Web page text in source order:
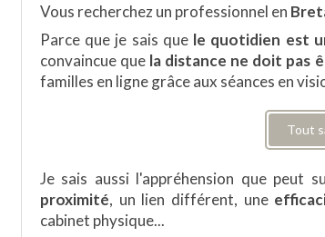
Vous recherchez un professionnel en
Parce que je sais que le quotidien est
convaincue que la distance ne doit pas
familles en ligne grâce aux séances en
Tout
Je sais aussi l'appréhension que peut
proximité, un lien différent, une
cabinet physique...